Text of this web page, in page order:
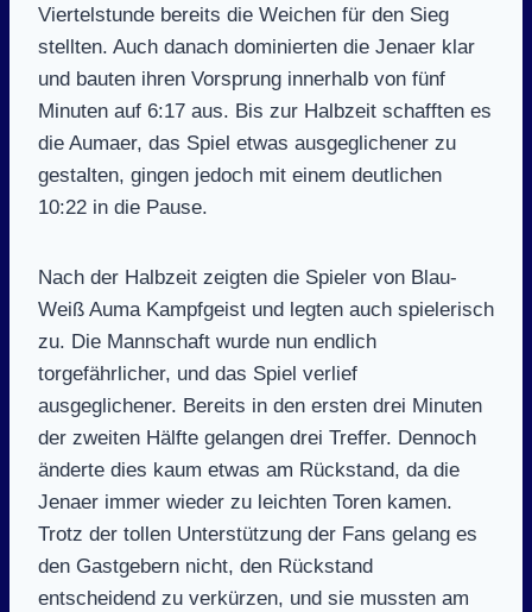
Viertelstunde bereits die Weichen für den Sieg
stellten. Auch danach dominierten die Jenaer klar
und bauten ihren Vorsprung innerhalb von fünf
Minuten auf 6:17 aus. Bis zur Halbzeit schafften es
die Aumaer, das Spiel etwas ausgeglichener zu
gestalten, gingen jedoch mit einem deutlichen
10:22 in die Pause.
Nach der Halbzeit zeigten die Spieler von Blau-
Weiß Auma Kampfgeist und legten auch spielerisch
zu. Die Mannschaft wurde nun endlich
torgefährlicher, und das Spiel verlief
ausgeglichener. Bereits in den ersten drei Minuten
der zweiten Hälfte gelangen drei Treffer. Dennoch
änderte dies kaum etwas am Rückstand, da die
Jenaer immer wieder zu leichten Toren kamen.
Trotz der tollen Unterstützung der Fans gelang es
den Gastgebern nicht, den Rückstand
entscheidend zu verkürzen, und sie mussten am